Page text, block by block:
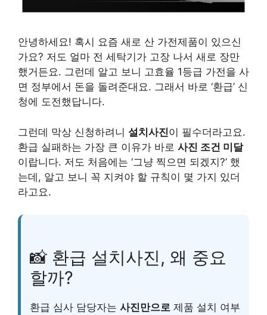
안녕하세요! 혹시 요즘 새로 산 가전제품이 있으신
가요? 저도 얼마 전 세탁기가 고장 나서 새로 장만
했거든요. 그런데 알고 보니 고효율 1등급 가전을 사
면 정부에서 돈을 돌려준대요. 그래서 바로 ‘환급’ 신
청에 도전했답니다.
그런데 막상 신청하려니 설치사진이 필수더라고요.
환급 실패하는 가장 큰 이유가 바로 사진 조건 미달
이랍니다. 저도 처음에는 ‘그냥 찍으면 되겠지?’ 했
는데, 알고 보니 꼭 지켜야 할 규칙이 몇 가지 있더
라고요.
📸 환급 설치사진, 왜 중요
할까?
환급 심사 담당자는 사진만으로 제품 설치 여부